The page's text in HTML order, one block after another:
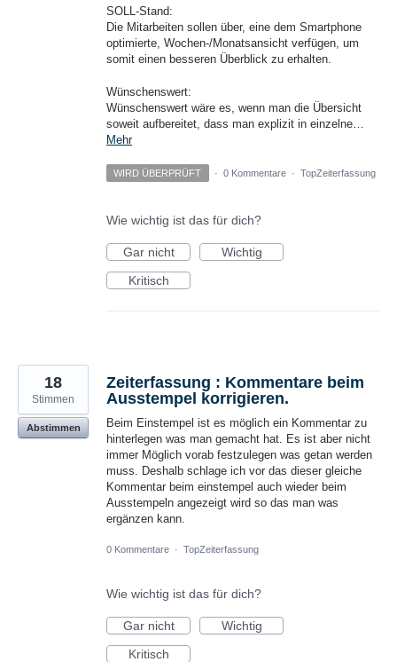
SOLL-Stand:
Die Mitarbeiten sollen über, eine dem Smartphone
optimierte, Wochen-/Monatsansicht verfügen, um
somit einen besseren Überblick zu erhalten.
Wünschenswert:
Wünschenswert wäre es, wenn man die Übersicht
soweit aufbereitet, dass man explizit in einzelne…
Mehr
WIRD ÜBERPRÜFT · 0 Kommentare · TopZeiterfassung
Wie wichtig ist das für dich?
Gar nicht
Wichtig
Kritisch
Zeiterfassung : Kommentare beim
Ausstempel korrigieren.
Beim Einstempel ist es möglich ein Kommentar zu
hinterlegen was man gemacht hat. Es ist aber nicht
immer Möglich vorab festzulegen was getan werden
muss. Deshalb schlage ich vor das dieser gleiche
Kommentar beim einstempel auch wieder beim
Ausstempeln angezeigt wird so das man was
ergänzen kann.
18
Stimmen
Abstimmen
0 Kommentare · TopZeiterfassung
Wie wichtig ist das für dich?
Gar nicht
Wichtig
Kritisch